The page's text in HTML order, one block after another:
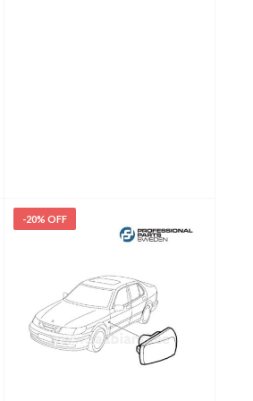
-20% OFF